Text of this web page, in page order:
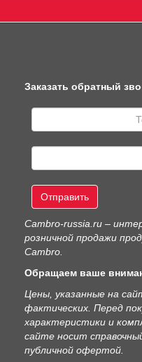
Заказать обратный
Отправить
Сambro-russia.ru –
розничной продажи
Cambro.
Обращаем ваше
Цены, указанные на
фактических. Перед
характеристики и
сайте носит
публичной офертой.